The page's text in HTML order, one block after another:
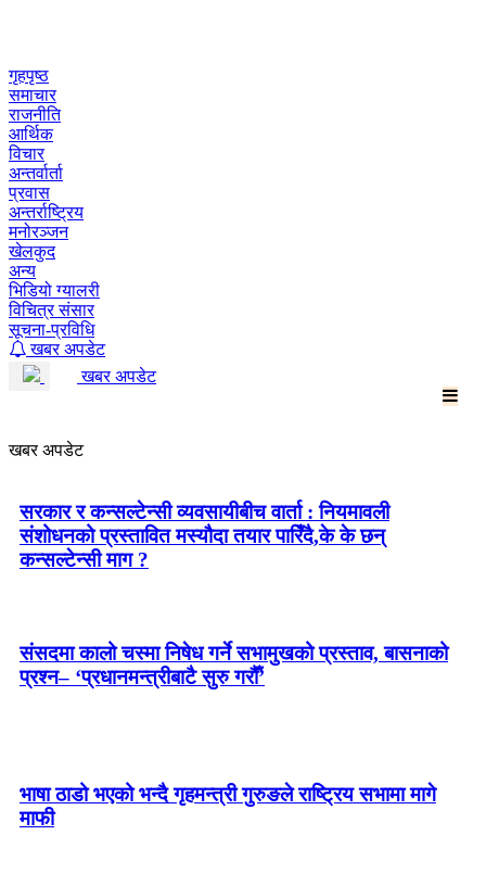
गृहपृष्ठ
समाचार
राजनीति
आर्थिक
विचार
अन्तर्वार्ता
प्रवास
अन्तर्राष्ट्रिय
मनोरञ्जन
खेलकुद
अन्य
भिडियो ग्यालरी
विचित्र संसार
सूचना-प्रविधि
खबर अपडेट
खबर अपडेट
खबर अपडेट
सरकार र कन्सल्टेन्सी व्यवसायीबीच वार्ता : नियमावली
संशोधनको प्रस्तावित मस्यौदा तयार पारिँदै,के के छन्
कन्सल्टेन्सी माग ?
संसदमा कालो चस्मा निषेध गर्ने सभामुखको प्रस्ताव, बासनाको
प्रश्न– ‘प्रधानमन्त्रीबाटै सुरु गरौँ’
भाषा ठाडो भएको भन्दै गृहमन्त्री गुरुङले राष्ट्रिय सभामा मागे
माफी